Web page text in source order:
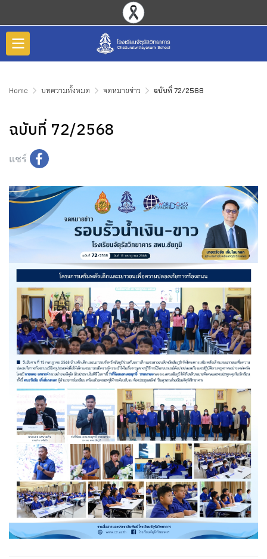
Home บทความทั้งหมด จดหมายข่าว ฉบับที่ 72/2568
ฉบับที่ 72/2568
แชร์